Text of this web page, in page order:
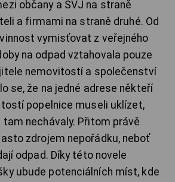
občany a SVJ na straně
a firmami na straně druhé. Od
vymisťovat z veřejného
na odpad vztahovala pouze
nemovitostí a společenství
se, že na jedné adrese někteří
popelnice museli uklízet,
nechávaly. Přitom právě
zdrojem nepořádku, neboť
odpad. Díky této novele
ubude potenciálních míst, kde